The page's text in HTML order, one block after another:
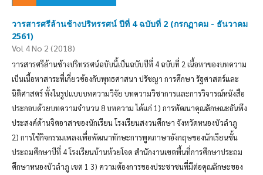
วารสารศรีล้านช้างปริทรรศน์ ปีที่ 4 ฉบับที่ 2 (กรกฏาคม - ธันวาคม
2561)
Vol 4 No 2 (2018)
วารสารศรีล้านช้างปริทรรศน์ฉบับนี้เป็นฉบับปีที่ 4 ฉบับที่ 2 เนื้อหาของบทความ
เป็นเนื้อหาสาระที่เกี่ยวข้องกับพุทธศาสนา ปรัชญา การศึกษา รัฐศาสตร์และ
นิติศาสตร์ ทั้งในรูปแบบบทความวิจัย บทความวิชาการและการวิจารณ์หนังสือ
ประกอบด้วยบทความจำนวน 8 บทความ ได้แก่ 1) การพัฒนาคุณลักษณะอันพึง
ประสงค์ด้านจิตอาสาของนักเรียน โรงเรียนสงวนศึกษา จังหวัดหนองบัวลำภู
2) การใช้กิจกรรมเพลงเพื่อพัฒนาทักษะการพูดภาษาอังกฤษของนักเรียนชั้น
ประถมศึกษาปีที่ 4 โรงเรียนบ้านห้วยโจด สำนักงานเขตพื้นที่การศึกษาประถม
ศึกษาหนองบัวลำภู เขต 1 3) ความต้องการของประชาชนที่มีต่อคุณลักษะของ